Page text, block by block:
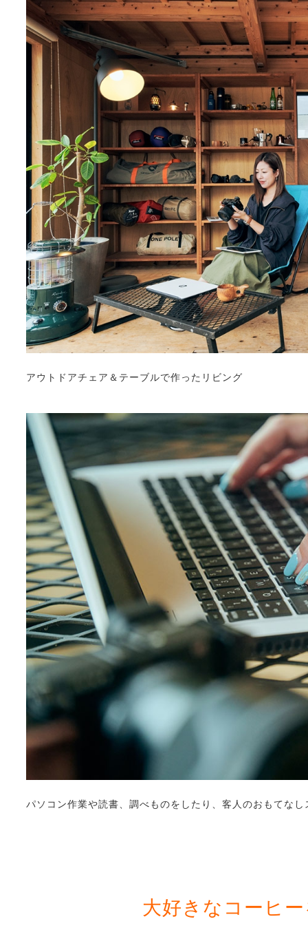
アウトドアチェア＆テーブルで作ったリビング
パソコン作業や読書、調べものをしたり、客人のおもてな
大好きなコーヒ